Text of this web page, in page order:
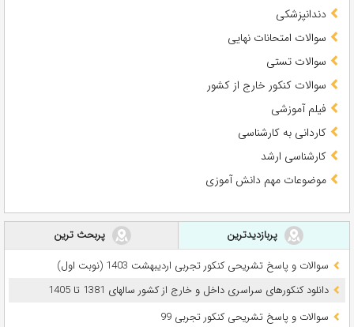
دندانپزشکی
سوالات امتحانات نهایی
سوالات تستی
سوالات کنکور خارج از کشور
فیلم آموزشی
کاردانی به کارشناسی
کارشناسی ارشد
موضوعات مهم دانش آموزی
پربازدیدترین
پربحث ترین
سوالات و پاسخ تشریحی کنکور تجربی اردیبهشت 1403 (نوبت اول)
دانلود کنکورهای سراسری داخل و خارج از کشور سالهای 1381 تا 1405
سوالات و پاسخ تشریحی کنکور تجربی 99